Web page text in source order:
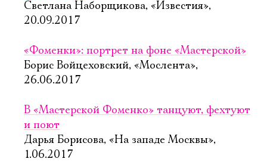
Светлана Наборщикова, «Известия»,
20.09.2017
«Фоменки»: портрет на фоне «Мастерской»
Борис Войцеховский, «Мослента»,
26.06.2017
В «Мастерской Фоменко» танцуют, фехтуют
и поют
Дарья Борисова, «На западе Москвы»,
1.06.2017